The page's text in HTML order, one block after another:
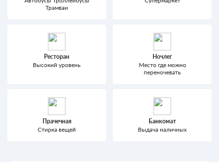
Трамваи
Ресторан
Высокий уровень
Ночлег
Место где можно
переночевать
Прачечная
Стирка вещей
Банкомат
Выдача наличных